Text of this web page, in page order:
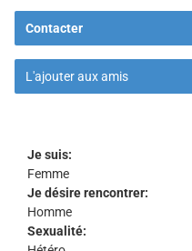
Contacter
L'ajouter aux amis
Je suis:
Femme
Je désire rencontrer:
Homme
Sexualité: